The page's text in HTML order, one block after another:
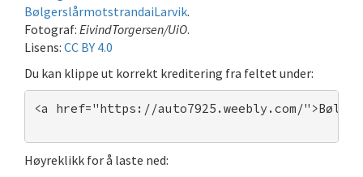
BølgerslårmotstrandaiLarvik.
Fotograf: EivindTorgersen/UiO.
Lisens: CC BY 4.0
Du kan klippe ut korrekt kreditering fra feltet under:
<a href="https://auto7925.weebly.com/
Høyreklikk for å laste ned: